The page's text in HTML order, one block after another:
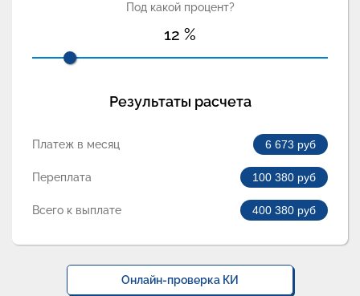
Под какой процент?
12 %
Результаты расчета
Платеж в месяц 6 673 руб
Переплата 100 380 руб
Всего к выплате 400 380 руб
Онлайн-проверка КИ